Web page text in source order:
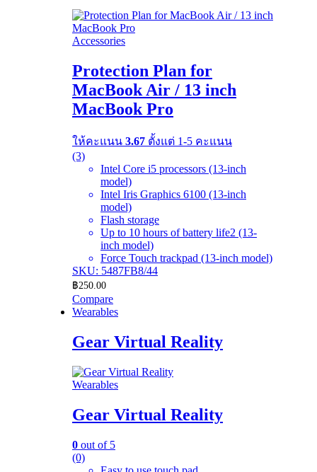
Accessories
Protection Plan for
MacBook Air / 13 inch
MacBook Pro
ให้คะแนน 3.67 ตั้งแต่ 1-5 คะแนน
(3)
Intel Core i5 processors (13-inch
model)
Intel Iris Graphics 6100 (13-inch
model)
Flash storage
Up to 10 hours of battery life2 (13-
inch model)
Force Touch trackpad (13-inch model)
SKU: 5487FB8/44
฿250.00
Compare
Wearables
Gear Virtual Reality
Wearables
Gear Virtual Reality
0 out of 5
(0)